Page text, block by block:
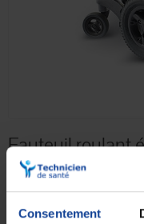
Consentement
Fauteuil roulant
Quickie® Jive M
8 988,00 €